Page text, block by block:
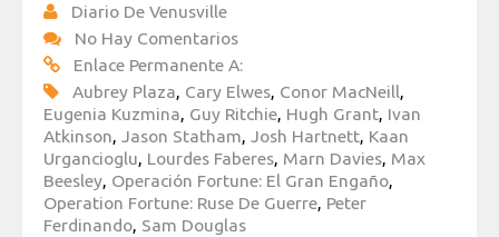
Diario De Venusville
No Hay Comentarios
Enlace Permanente A:
Aubrey Plaza, Cary Elwes, Conor MacNeill,
Eugenia Kuzmina, Guy Ritchie, Hugh Grant, Ivan
Atkinson, Jason Statham, Josh Hartnett, Kaan
Urgancioglu, Lourdes Faberes, Marn Davies, Max
Beesley, Operación Fortune: El Gran Engaño,
Operation Fortune: Ruse De Guerre, Peter
Ferdinando, Sam Douglas